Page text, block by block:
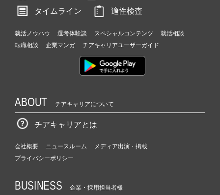
タイムライン
適性検査
就活ノウハウ 選考体験談 スペシャルコンテンツ
就活相談
転職相談
企業マンガ チアキャリアユーザーガイド
ABOUT チアキャリアについて
チアキャリアとは
会社概要 ニュースルーム
メディア出演・掲載
プライバシーポリシー
BUSINESS 企業・採用担当者様